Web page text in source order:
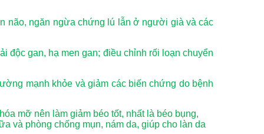
não, ngăn ngừa chứng lú lẫn ở người già và các
độc gan, hạ men gan; điều chỉnh rối loạn chuyển
mạnh khỏe và giảm các biến chứng do bệnh
mỡ nên làm giảm béo tốt, nhất là béo bụng,
và phòng chống mụn, nám da, giúp cho làn da